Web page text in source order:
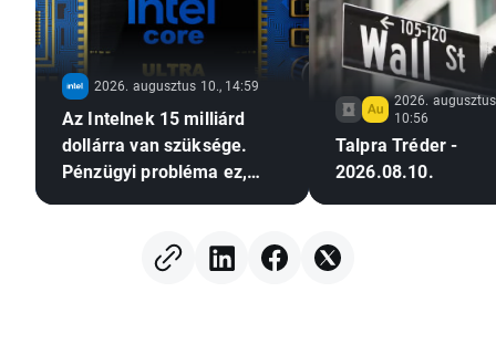
2026. augusztus 10., 14:59
Az Intelnek 15 milliárd
dollárra van szüksége.
Pénzügyi probléma ez,
2026.
10:56
Talpra Tréder -
2026.08.10.